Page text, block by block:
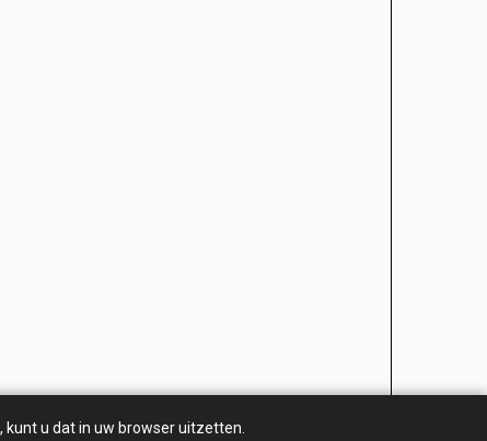
u dat in uw browser uitzetten.